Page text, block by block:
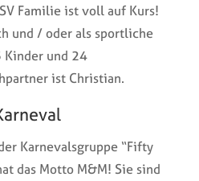
Familie ist voll auf Kurs!
und / oder als sportliche
Kinder und 24
ist Christian.
Karnevalsgruppe “Fifty
das Motto M&M! Sie sind